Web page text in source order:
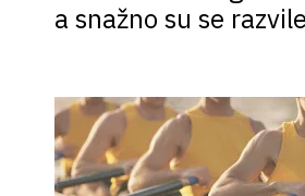
a snažno su se